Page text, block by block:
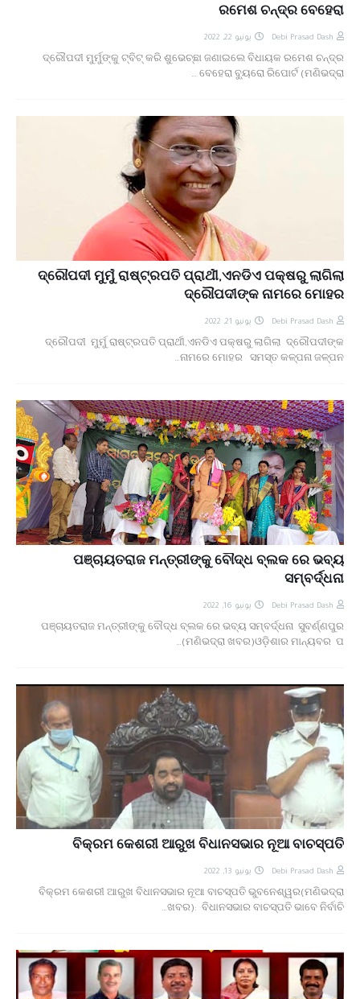
ରମେଶ ଚନ୍ଦ୍ର ବେହେରା
Debi Prasad Dash يونيو 22, 2022
ଦ୍ରୌପଦୀ ମୁର୍ମୁଙ୍କୁ ଟ୍ବିଟ୍ କରି ଶୁଭେଚ୍ଛା ଜଣାଇଲେ ବିଧାୟକ ରମେଶ ଚନ୍ଦ୍ର
ବେହେରା ବ୍ୟୁରୋ ରିପୋର୍ଟ (ମଣିଭଦ୍ରା …
ଦ୍ରୌପଦୀ ମୁର୍ମୁ ରାଷ୍ଟ୍ରପତି ପ୍ରାର୍ଥୀ,ଏନଡିଏ ପକ୍ଷରୁ ଲାଗିଲା
ଦ୍ରୌପଦୀଙ୍କ ନାମରେ ମୋହର
Debi Prasad Dash يونيو 21, 2022
ଦ୍ରୌପଦୀ ମୁର୍ମୁ ରାଷ୍ଟ୍ରପତି ପ୍ରାର୍ଥୀ,ଏନଡିଏ ପକ୍ଷରୁ ଲାଗିଲା ଦ୍ରୌପଦୀଙ୍କ
ନାମରେ ମୋହର ସମସ୍ତ କଳ୍ପନା ଜଳ୍ପନ…
ପଞ୍ଚାୟତରାଜ ମନ୍ତ୍ରୀଙ୍କୁ ବୌଦ୍ଧ ବ୍ଲକ ରେ ଭବ୍ୟ
ସମ୍ବର୍ଦ୍ଧନା
Debi Prasad Dash يونيو 16, 2022
ପଞ୍ଚାୟତରାଜ ମନ୍ତ୍ରୀଙ୍କୁ ବୌଦ୍ଧ ବ୍ଲକ ରେ ଭବ୍ୟ ସମ୍ବର୍ଦ୍ଧନା ସୁବର୍ଣ୍ଣପୁର
(ମଣିଭଦ୍ରା ଖବର)ଓଡ଼ିଶାର ମାନ୍ୟବର ପ…
ବିକ୍ରମ କେଶରୀ ଆରୁଖ ବିଧାନସଭାର ନୂଆ ବାଚସ୍ପତି
Debi Prasad Dash يونيو 13, 2022
ବିକ୍ରମ କେଶରୀ ଆରୁଖ ବିଧାନସଭାର ନୂଆ ବାଚସ୍ପତି ଭୁବନେଶ୍ୱର(ମଣିଭଦ୍ରା
ଖବର): ବିଧାନସଭାର ବାଚସ୍ପତି ଭାବେ ନିର୍ବାଚି…